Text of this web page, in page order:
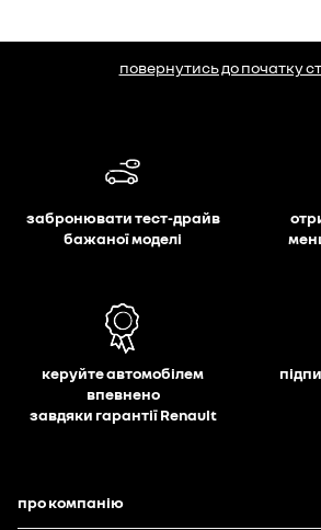
повернутись до початку
забронювати тест-драйв
бажаної моделі
керуйте автомобілем
впевнено
завдяки гарантії Renault
про компанію